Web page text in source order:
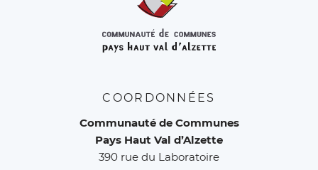
COORDONNÉES
Communauté de Communes
Pays Haut Val d’Alzette
390 rue du Laboratoire